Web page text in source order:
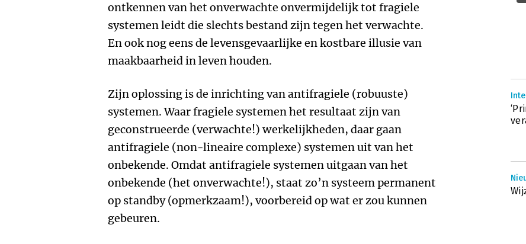
ontkennen van het onverwachte onvermijdelijk tot fragiele
systemen leidt die slechts bestand zijn tegen het verwachte.
En ook nog eens de levensgevaarlijke en kostbare illusie van
maakbaarheid in leven houden.
Zijn oplossing is de inrichting van antifragiele (robuuste)
systemen. Waar fragiele systemen het resultaat zijn van
geconstrueerde (verwachte!) werkelijkheden, daar gaan
antifragiele (non-lineaire complexe) systemen uit van het
onbekende. Omdat antifragiele systemen uitgaan van het
onbekende (het onverwachte!), staat zo’n systeem permanent
op standby (opmerkzaam!), voorbereid op wat er zou kunnen
gebeuren.